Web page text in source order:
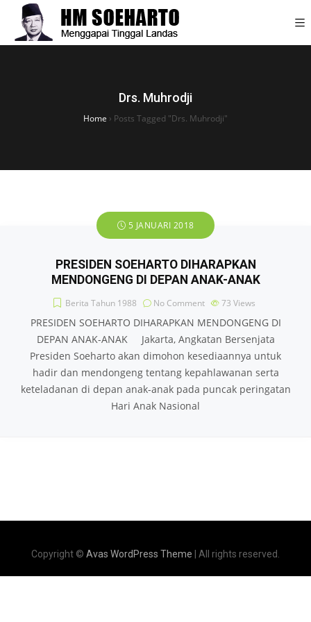
Drs. Muhrodji
Home › Posts Tagged "Drs. Muhrodji"
5 JANUARI 2018
PRESIDEN SOEHARTO DIHARAPKAN
MENDONGENG DI DEPAN ANAK-ANAK
Berita Tahun 1988 No Comment 73 Views
PRESIDEN SOEHARTO DIHARAPKAN MENDONGENG DI
DEPAN ANAK-ANAK Jakarta, Angkatan Bersenjata
Presiden Soeharto akan dimohon kesediaannya untuk
hadir dan mendongeng tentang kepahlawanan serta
keteladanan di depan anak-anak pada puncak peringatan
Hari Anak Nasional
Copyright © Avas WordPress Theme | All rights reserved.